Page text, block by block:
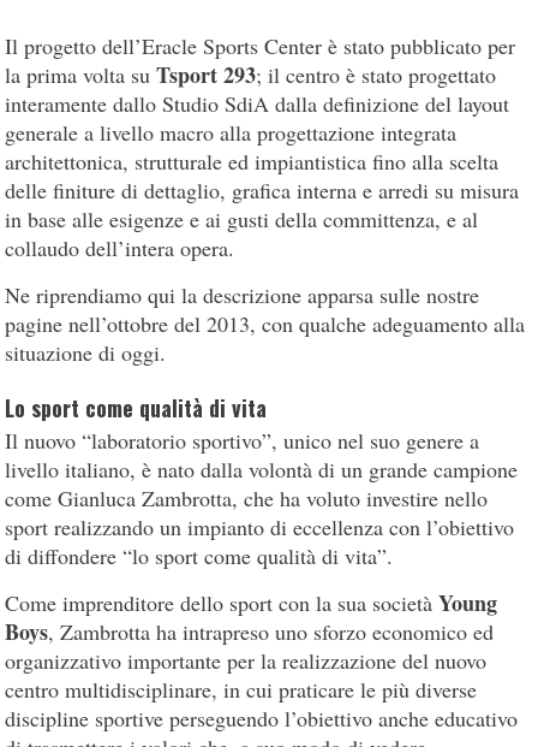
Il progetto dell’Eracle Sports Center è stato pubblicato per
la prima volta suTsport 293; il centro è stato progettato
interamente dallo Studio SdiA dalla definizione del layout
generale a livello macro alla progettazione integrata
architettonica, strutturale ed impiantistica fino alla scelta
delle finiture di dettaglio, grafica interna e arredi su misura
in base alle esigenze e ai gusti della committenza, e al
collaudo dell’intera opera.
Ne riprendiamo qui la descrizione apparsa sulle nostre
pagine nell’ottobre del 2013, con qualche adeguamento alla
situazione di oggi.
Lo sport come qualità di vita
Il nuovo “laboratorio sportivo”, unico nel suo genere a
livello italiano, è nato dalla volontà di un grande campione
come Gianluca Zambrotta, che ha voluto investire nello
sport realizzando un impianto di eccellenza con l’obiettivo
di diffondere “lo sport come qualità di vita”.
Come imprenditore dello sport con la sua societàYoung
Boys, Zambrotta ha intrapreso uno sforzo economico ed
organizzativo importante per la realizzazione del nuovo
centro multidisciplinare, in cui praticare le più diverse
discipline sportive perseguendo l’obiettivo anche educativo